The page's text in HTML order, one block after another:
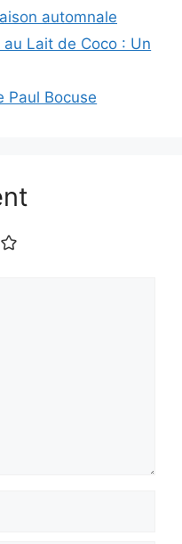
automnale
Lait de Coco : Un
Paul Bocuse